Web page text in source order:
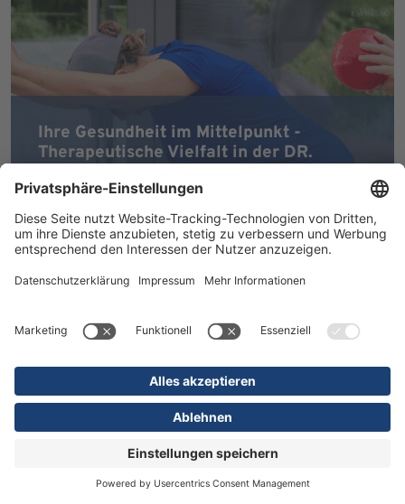
Ihre Gesundheit im Mittelpunkt -
Therapeutische Vielfalt in der DR.
Pflegedienstleitung, Test. Train. Perform.